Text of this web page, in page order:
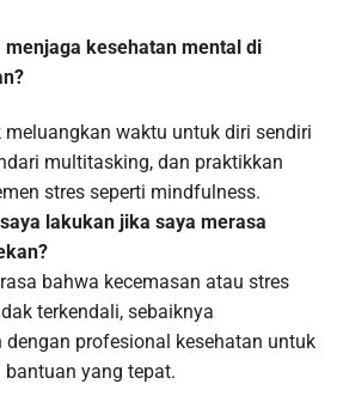
menjaga kesehatan mental di
meluangkan waktu untuk diri sendiri
multitasking, dan praktikkan
stres seperti mindfulness.
lakukan jika saya merasa
bahwa kecemasan atau stres
terkendali, sebaiknya
dengan profesional kesehatan untuk
yang tepat.